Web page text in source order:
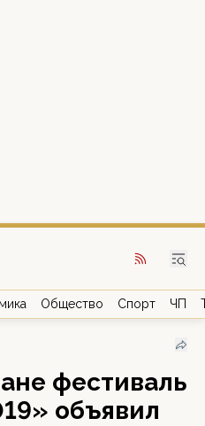
Общество Спорт ЧП
фестиваль
объявил